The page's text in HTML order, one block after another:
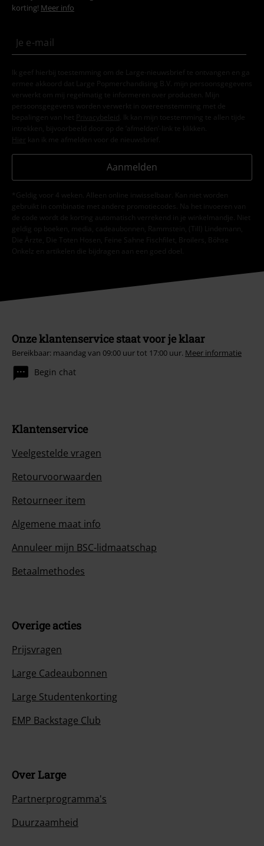
korting! Meer info
Ik geef hierbij toestemming om de Large-nieuwsbrief te ontvangen en ga
ermee akkoord dat Large Popmerchandising B.V. mijn persoonsgegevens
verwerkt om mij regelmatig te informeren over producten. Mijn
persoonsgegevens worden verwerkt in overeenstemming met de
bepalingen van het
Privacybeleid . Ik kan mijn toestemming te allen tijde
intrekken, bijvoorbeeld door op de ‘afmelden’-link te klikken.
Hier kan ik me afmelden voor de nieuwsbrief.
Aanmelden
*Geldig voor 4 weken. Alleen online inwisselbaar. Kan niet worden
gebruikt in combinatie met andere promotiecodes. Na het invoeren van
de code wordt de korting automatisch verrekend in je winkelmandje. Niet
geldig op boeken, media, cadeaubonnen, Rammstein, (Till) Lindemann,
Die Ärzte, Die Toten Hosen, Feine Sahne Fischfilet, Broilers, Böhse
Onkelz en artikelen die bijdragen aan een goed doel.
Onze klantenservice staat voor je klaar
Bereikbaar: maandag van 09:00 uur tot 17:00 uur. Meer informatie
Begin chat
Klantenservice
Veelgestelde vragen
Retourvoorwaarden
Retourneer item
Algemene maat info
Annuleer mijn BSC-lidmaatschap
Betaalmethodes
Overige acties
Prijsvragen
Large Cadeaubonnen
Large Studentenkorting
EMP Backstage Club
Over Large
Partnerprogramma's
Duurzaamheid